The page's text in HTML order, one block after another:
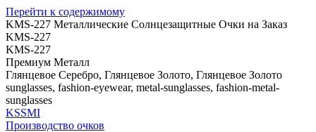
Перейти к содержимому
KMS-227 Металлические Солнцезащитные Очки на Заказ
KMS-227
KMS-227
Премиум Металл
Глянцевое Серебро, Глянцевое Золото, Глянцевое Золото
sunglasses, fashion-eyewear, metal-sunglasses, fashion-metal-
sunglasses
KSSMI
Производство очков